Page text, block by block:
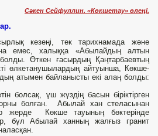
Сәкен Сейфуллин. «Көкшетау» өлеңі.
кезеңі, тек тарихнамада және
емес, халыққа «Абылайдың алтын
болды. Өткен ғасырдың Қаңтарбаевтың
өлкетанушылардың айтуынша, Көкше-
атымен байланысты екі алаң болды:
болсақ, үш жүздің басын біріктірген
болған. Абылай хан стеласынан
жерде Көкше тауының бөктерінде
бұл Абылай ханның жалғыз гранит